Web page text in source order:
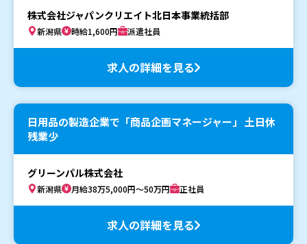
株式会社ジャパンクリエイト北日本事業統括部
新潟県 時給1,600円 派遣社員
求人の詳細を見る
日用品の製造企業で「商品企画マネージャー」 土日休
残業少
グリーンパル株式会社
新潟県 月給38万5,000円～50万円 正社員
求人の詳細を見る